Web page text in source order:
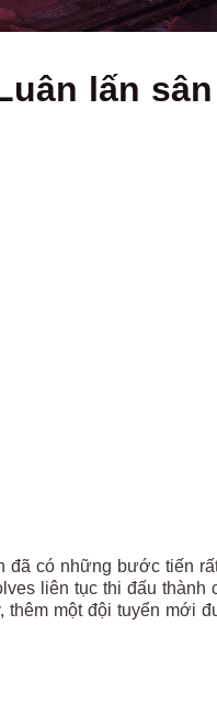
lấn
đã có những bước tiến
liên tục thi đấu
thêm một đội tuyển mới